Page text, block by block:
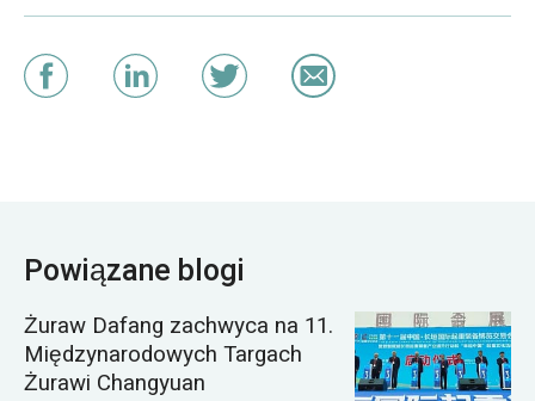
Powiązane blogi
Żuraw Dafang zachwyca na 11.
Międzynarodowych Targach
Żurawi Changyuan